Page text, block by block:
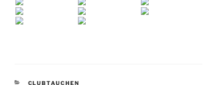
KATEGORIEN
CLUBTAUCHEN